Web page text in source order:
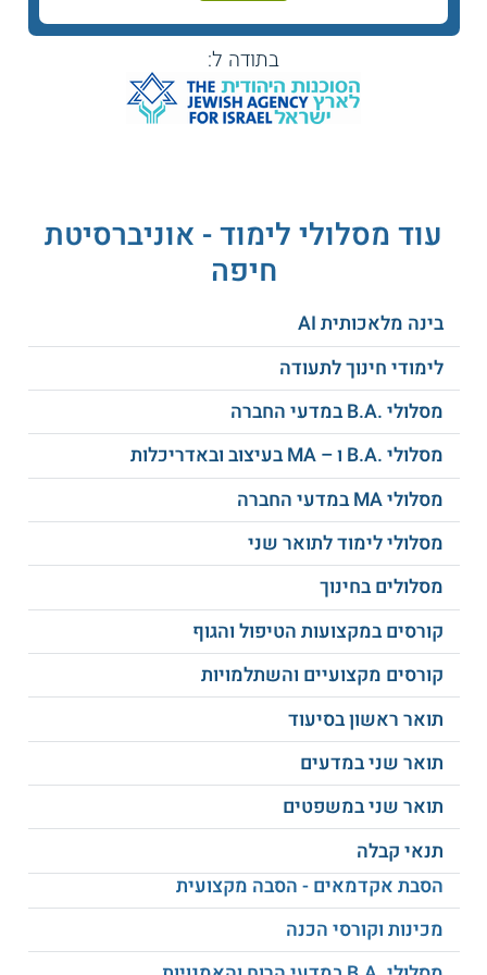
ספרות אהבה בתרבות
המג'אז ברטוריקה
ניתוח שירה קלאסית קולוניאליזם בספרות
תורת הדקדוק הערבי
אטימולוגיה ערבית
הפלסטיני
שירה פאטמית
שירתו של מחמוד
דרויש
ספר הקמצנים ועוד
דיני נישואין באסלאם
קראו על עודמסלולים לתואר שני במדעי הרוח
סגל המרצים
ראש החוג הוא דוקטור לספרות ערבית, אשר רכש את השכלתו
בסורבון בפריז. אדם זה חיבר ספרים ומאמרים רבים, והוא עוסק
בתודה ל:
עוד מסלולי לימוד - אוניברסיטת
חיפה
בינה מלאכותית AI
לימודי חינוך לתעודה
מסלולי .B.A במדעי החברה
מסלולי .B.A ו – MA בעיצוב ובאדריכלות
מסלולי MA במדעי החברה
מסלולי לימוד לתואר שני
מסלולים בחינוך
קורסים במקצועות הטיפול והגוף
קורסים מקצועיים והשתלמויות
תואר ראשון בסיעוד
תואר שני במדעים
תואר שני במשפטים
תנאי קבלה
הסבת אקדמאים - הסבה מקצועית
מכינות וקורסי הכנה